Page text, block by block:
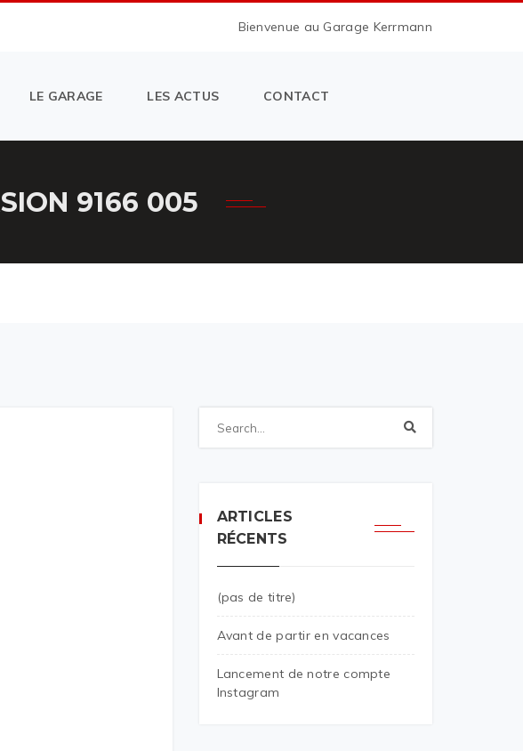
Bienvenue au Garage Kerrmann
LE GARAGE LES ACTUS CONTACT
9166 005
ARTICLES
RÉCENTS
(pas de titre)
Avant de partir en vacances
Lancement de notre compte
Instagram